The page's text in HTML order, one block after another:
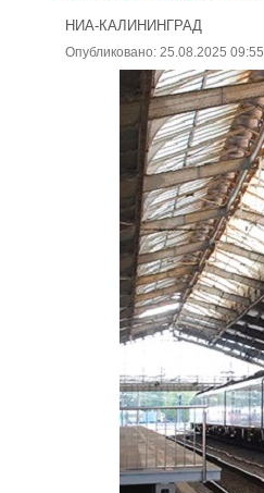
НИА-КАЛИНИНГРАД
Опубликовано: 25.08.2025 09:55